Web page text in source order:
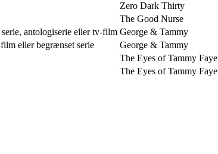
Zero Dark Thirty
The Good Nurse
antologiserie eller tv-film George & Tammy
eller begrænset serie
George & Tammy
The Eyes of Tammy Faye
The Eyes of Tammy Faye